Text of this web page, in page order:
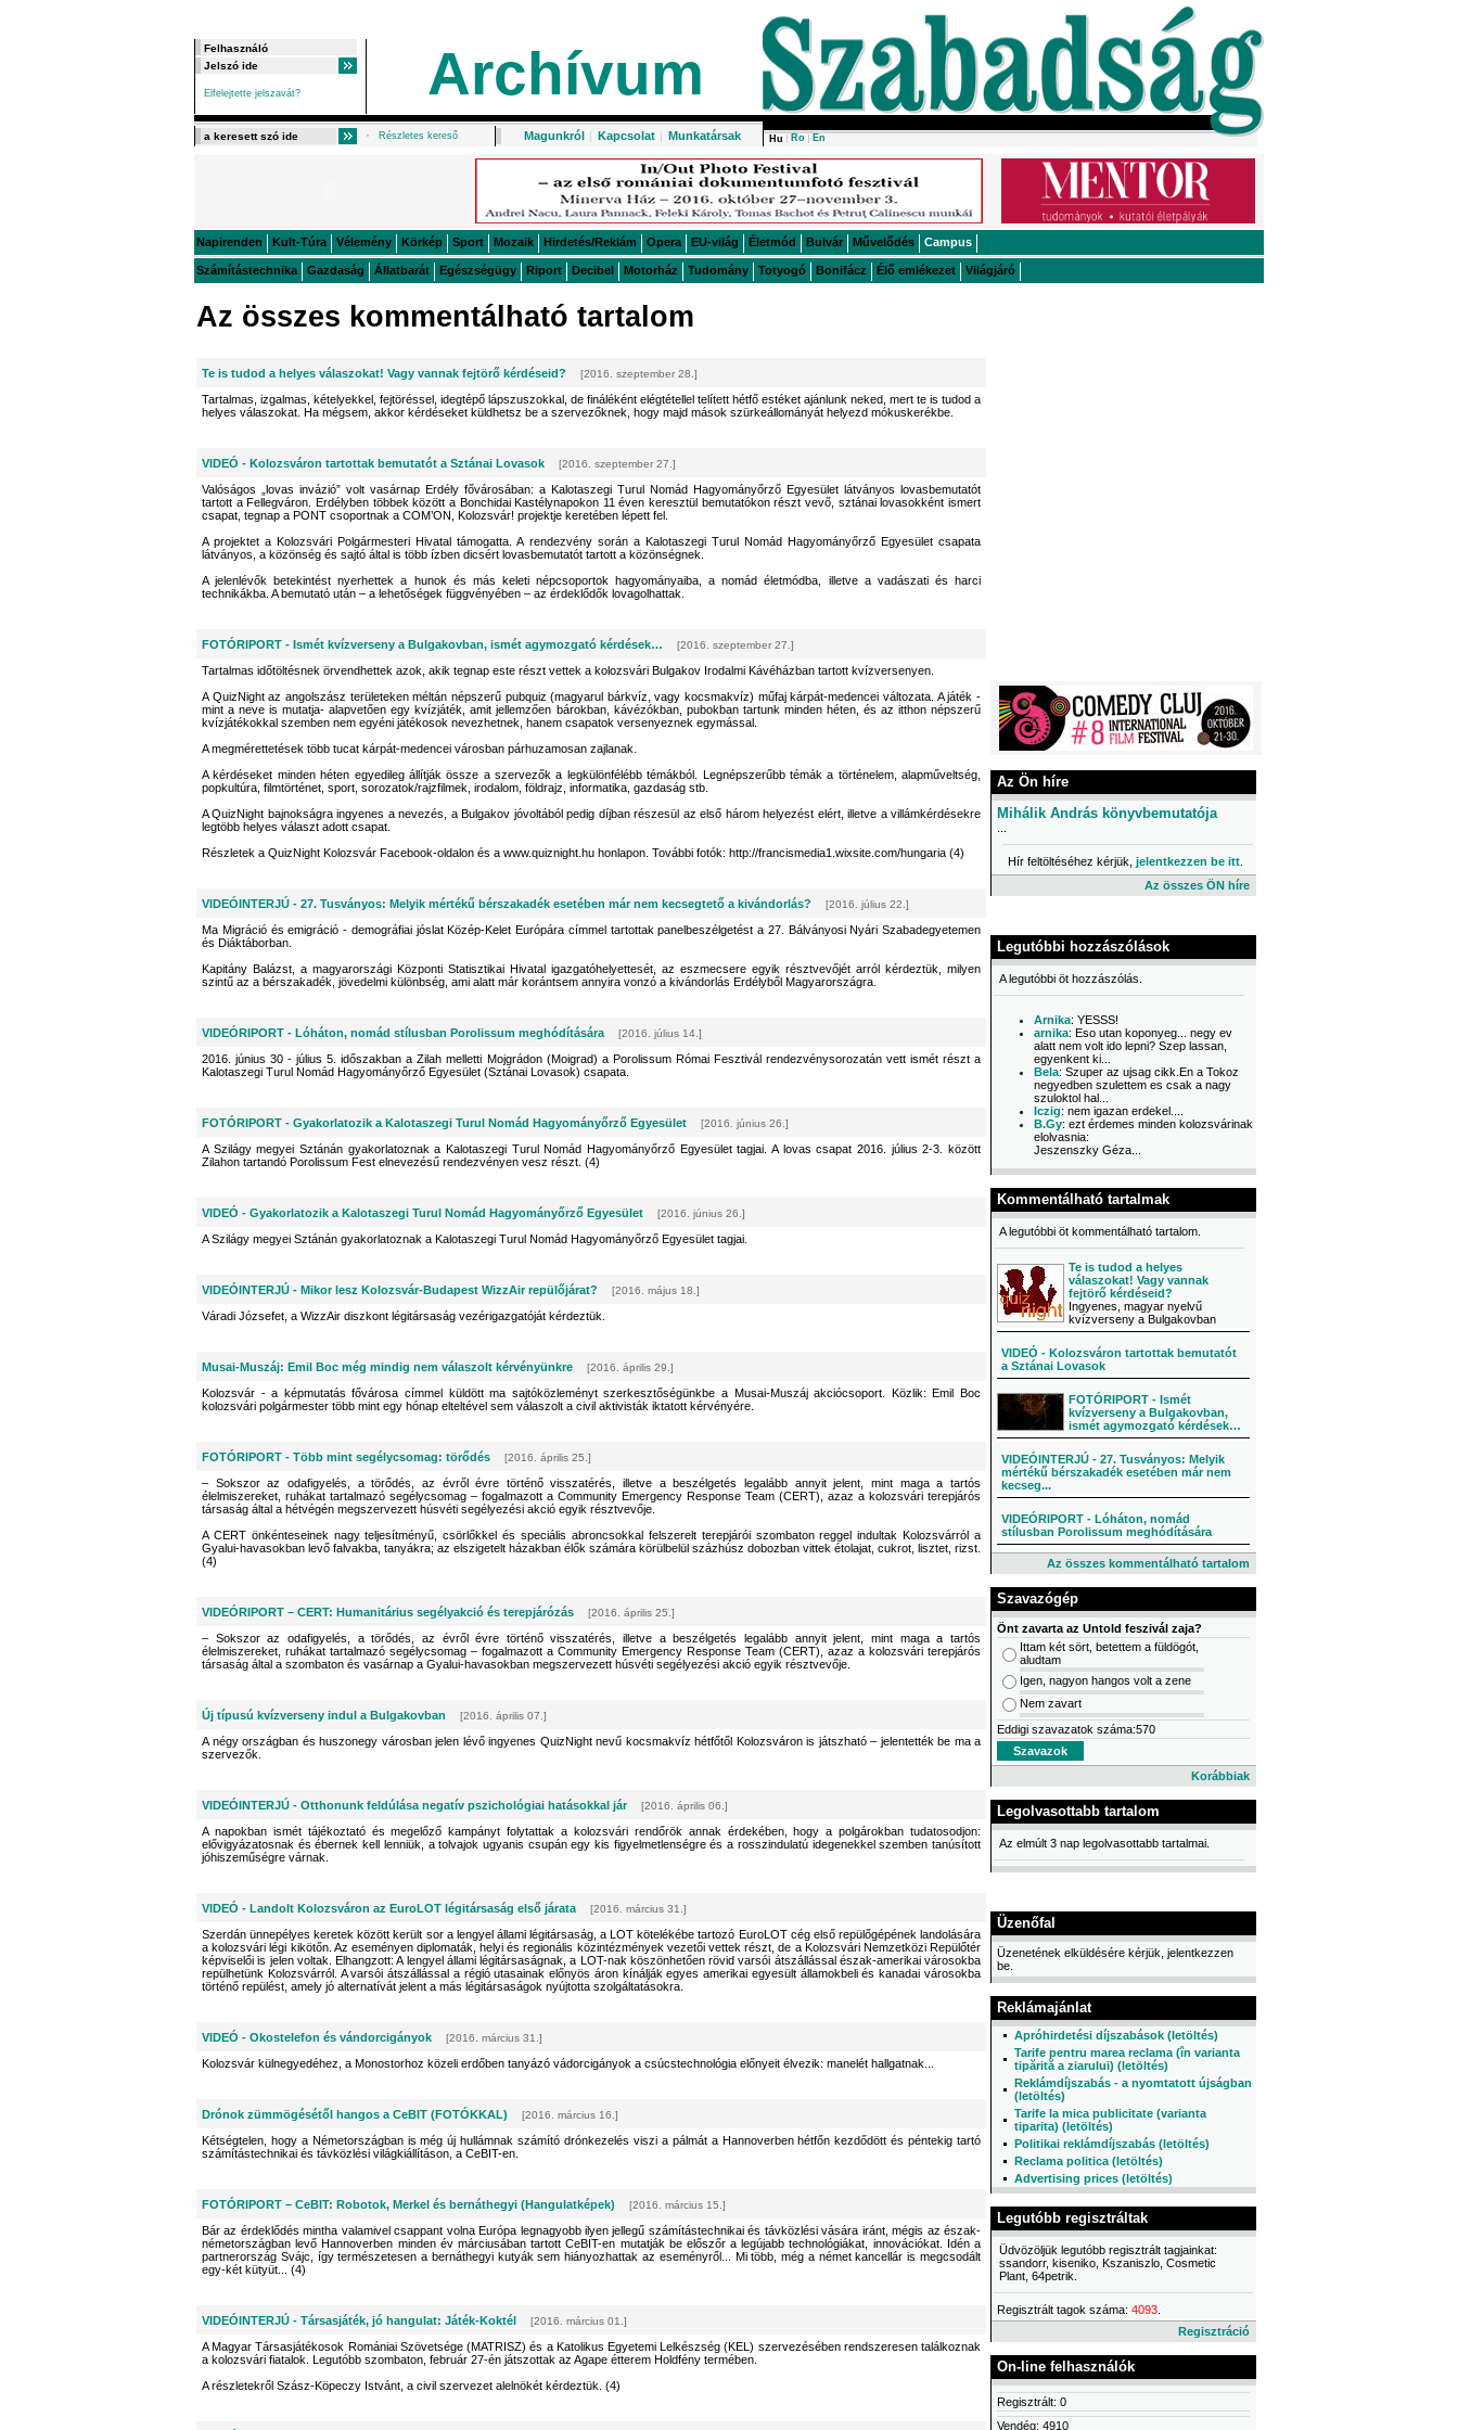
Elfelejtette jelszavát? Archívum
Részletes kereső Magunkról | Kapcsolat | Munkatársak Hu Ro En
Napirenden Kult-Túra Vélemény Körkép Sport Mozaik Hirdetés/Reklám Opera EU-világ Életmód Bulvár Művelődés Campus
Számítástechnika Gazdaság Állatbarát Egészségügy Riport Decibel Motorház Tudomány Totyogó Bonifácz Élő emlékezet Világjáró
Az összes kommentálható tartalom
Te is tudod a helyes válaszokat! Vagy vannak fejtörő kérdéseid? [2016. szeptember 28.]
Tartalmas, izgalmas, kételyekkel, fejtöréssel, idegtépő lápszuszokkal, de fináléként elégtétellel telített hétfő estéket ajánlunk neked, mert te is tudod a
helyes válaszokat. Ha mégsem, akkor kérdéseket küldhetsz be a szervezőknek, hogy majd mások szürkeállományát helyezd mókuskerékbe.
VIDEÓ - Kolozsváron tartottak bemutatót a Sztánai Lovasok [2016. szeptember 27.]
Valóságos „lovas invázió” volt vasárnap Erdély fővárosában: a Kalotaszegi Turul Nomád Hagyományőrző Egyesület látványos lovasbemutatót
tartott a Fellegváron. Erdélyben többek között a Bonchidai Kastélynapokon 11 éven keresztül bemutatókon részt vevő, sztánai lovasokként ismert
csapat, tegnap a PONT csoportnak a COM’ON, Kolozsvár! projektje keretében lépett fel.
A projektet a Kolozsvári Polgármesteri Hivatal támogatta. A rendezvény során a Kalotaszegi Turul Nomád Hagyományőrző Egyesület csapata
látványos, a közönség és sajtó által is több ízben dicsért lovasbemutatót tartott a közönségnek.
A jelenlévők betekintést nyerhettek a hunok és más keleti népcsoportok hagyományaiba, a nomád életmódba, illetve a vadászati és harci
technikákba. A bemutató után – a lehetőségek függvényében – az érdeklődők lovagolhattak.
FOTÓRIPORT - Ismét kvízverseny a Bulgakovban, ismét agymozgató kérdések… [2016. szeptember 27.]
Tartalmas időtöltésnek örvendhettek azok, akik tegnap este részt vettek a kolozsvári Bulgakov Irodalmi Kávéházban tartott kvízversenyen.
A QuizNight az angolszász területeken méltán népszerű pubquiz (magyarul bárkvíz, vagy kocsmakvíz) műfaj kárpát-medencei változata. A játék -
mint a neve is mutatja- alapvetően egy kvízjáték, amit jellemzően bárokban, kávézókban, pubokban tartunk minden héten, és az itthon népszerű
kvízjátékokkal szemben nem egyéni játékosok nevezhetnek, hanem csapatok versenyeznek egymással.
A megmérettetések több tucat kárpát-medencei városban párhuzamosan zajlanak.
A kérdéseket minden héten egyedileg állítják össze a szervezők a legkülönfélébb témákból. Legnépszerűbb témák a történelem, alapműveltség,
popkultúra, filmtörténet, sport, sorozatok/rajzfilmek, irodalom, földrajz, informatika, gazdaság stb.
A QuizNight bajnokságra ingyenes a nevezés, a Bulgakov jóvoltából pedig díjban részesül az első három helyezést elért, illetve a villámkérdésekre
legtöbb helyes választ adott csapat.
Részletek a QuizNight Kolozsvár Facebook-oldalon és a www.quiznight.hu honlapon. További fotók: http://francismedia1.wixsite.com/hungaria (4)
VIDEÓINTERJÚ - 27. Tusványos: Melyik mértékű bérszakadék esetében már nem kecsegtető a kivándorlás? [2016. július 22.]
Ma Migráció és emigráció - demográfiai jóslat Közép-Kelet Európára címmel tartottak panelbeszélgetést a 27. Bálványosi Nyári Szabadegyetemen
és Diáktáborban.
Kapitány Balázst, a magyarországi Központi Statisztikai Hivatal igazgatóhelyettesét, az eszmecsere egyik résztvevőjét arról kérdeztük, milyen
szintű az a bérszakadék, jövedelmi különbség, ami alatt már korántsem annyira vonzó a kivándorlás Erdélyből Magyarországra.
VIDEÓRIPORT - Lóháton, nomád stílusban Porolissum meghódítására [2016. július 14.]
2016. június 30 - július 5. időszakban a Zilah melletti Mojgrádon (Moigrad) a Porolissum Római Fesztivál rendezvénysorozatán vett ismét részt a
Kalotaszegi Turul Nomád Hagyományőrző Egyesület (Sztánai Lovasok) csapata.
FOTÓRIPORT - Gyakorlatozik a Kalotaszegi Turul Nomád Hagyományőrző Egyesület [2016. június 26.]
A Szilágy megyei Sztánán gyakorlatoznak a Kalotaszegi Turul Nomád Hagyományőrző Egyesület tagjai. A lovas csapat 2016. július 2-3. között
Zilahon tartandó Porolissum Fest elnevezésű rendezvényen vesz részt. (4)
VIDEÓ - Gyakorlatozik a Kalotaszegi Turul Nomád Hagyományőrző Egyesület [2016. június 26.]
A Szilágy megyei Sztánán gyakorlatoznak a Kalotaszegi Turul Nomád Hagyományőrző Egyesület tagjai.
VIDEÓINTERJÚ - Mikor lesz Kolozsvár-Budapest WizzAir repülőjárat? [2016. május 18.]
Váradi Józsefet, a WizzAir diszkont légitársaság vezérigazgatóját kérdeztük.
Musai-Muszáj: Emil Boc még mindig nem válaszolt kérvényünkre [2016. április 29.]
Kolozsvár - a képmutatás fővárosa címmel küldött ma sajtóközleményt szerkesztőségünkbe a Musai-Muszáj akciócsoport. Közlik: Emil Boc
kolozsvári polgármester több mint egy hónap elteltével sem válaszolt a civil aktivisták iktatott kérvényére.
FOTÓRIPORT - Több mint segélycsomag: törődés [2016. április 25.]
– Sokszor az odafigyelés, a törődés, az évről évre történő visszatérés, illetve a beszélgetés legalább annyit jelent, mint maga a tartós
élelmiszereket, ruhákat tartalmazó segélycsomag – fogalmazott a Community Emergency Response Team (CERT), azaz a kolozsvári terepjárós
társaság által a hétvégén megszervezett húsvéti segélyezési akció egyik résztvevője.
A CERT önkénteseinek nagy teljesítményű, csörlőkkel és speciális abroncsokkal felszerelt terepjárói szombaton reggel indultak Kolozsvárról a
Gyalui-havasokban levő falvakba, tanyákra; az elszigetelt házakban élők számára körülbelül százhúsz dobozban vittek étolajat, cukrot, lisztet, rizst.
(4)
VIDEÓRIPORT – CERT: Humanitárius segélyakció és terepjárózás [2016. április 25.]
– Sokszor az odafigyelés, a törődés, az évről évre történő visszatérés, illetve a beszélgetés legalább annyit jelent, mint maga a tartós
élelmiszereket, ruhákat tartalmazó segélycsomag – fogalmazott a Community Emergency Response Team (CERT), azaz a kolozsvári terepjárós
társaság által a szombaton és vasárnap a Gyalui-havasokban megszervezett húsvéti segélyezési akció egyik résztvevője.
Új típusú kvízverseny indul a Bulgakovban [2016. április 07.]
A négy országban és huszonegy városban jelen lévő ingyenes QuizNight nevű kocsmakvíz hétfőtől Kolozsváron is játszható – jelentették be ma a
szervezők.
VIDEÓINTERJÚ - Otthonunk feldúlása negatív pszichológiai hatásokkal jár [2016. április 06.]
A napokban ismét tájékoztató és megelőző kampányt folytattak a kolozsvári rendőrök annak érdekében, hogy a polgárokban tudatosodjon:
elővigyázatosnak és ébernek kell lenniük, a tolvajok ugyanis csupán egy kis figyelmetlenségre és a rosszindulatú idegenekkel szemben tanúsított
jóhiszeműségre várnak.
VIDEÓ - Landolt Kolozsváron az EuroLOT légitársaság első járata [2016. március 31.]
Szerdán ünnepélyes keretek között került sor a lengyel állami légitársaság, a LOT kötelékébe tartozó EuroLOT cég első repülőgépének landolására
a kolozsvári légi kikötőn. Az eseményen diplomaták, helyi és regionális közintézmények vezetői vettek részt, de a Kolozsvári Nemzetközi Repülőtér
képviselői is jelen voltak. Elhangzott: A lengyel állami légitársaságnak, a LOT-nak köszönhetően rövid varsói átszállással észak-amerikai városokba
repülhetünk Kolozsvárról. A varsói átszállással a régió utasainak előnyös áron kínálják egyes amerikai egyesült államokbeli és kanadai városokba
történő repülést, amely jó alternatívát jelent a más légitársaságok nyújtotta szolgáltatásokra.
VIDEÓ - Okostelefon és vándorcigányok [2016. március 31.]
Kolozsvár külnegyedéhez, a Monostorhoz közeli erdőben tanyázó vádorcigányok a csúcstechnológia előnyeit élvezik: manelét hallgatnak...
Drónok zümmögésétől hangos a CeBIT (FOTÓKKAL) [2016. március 16.]
Kétségtelen, hogy a Németországban is még új hullámnak számító drónkezelés viszi a pálmát a Hannoverben hétfőn kezdődött és péntekig tartó
számítástechnikai és távközlési világkiállításon, a CeBIT-en.
FOTÓRIPORT – CeBIT: Robotok, Merkel és bernáthegyi (Hangulatképek) [2016. március 15.]
Bár az érdeklődés mintha valamivel csappant volna Európa legnagyobb ilyen jellegű számítástechnikai és távközlési vására iránt, mégis az észak-
németországban levő Hannoverben minden év márciusában tartott CeBIT-en mutatják be előszőr a legújabb technológiákat, innovációkat. Idén a
partnerország Svájc, így természetesen a bernáthegyi kutyák sem hiányozhattak az eseményről... Mi több, még a német kancellár is megcsodált
egy-két kütyüt... (4)
VIDEÓINTERJÚ - Társasjáték, jó hangulat: Játék-Koktél [2016. március 01.]
A Magyar Társasjátékosok Romániai Szövetsége (MATRISZ) és a Katolikus Egyetemi Lelkészség (KEL) szervezésében rendszeresen találkoznak
a kolozsvári fiatalok. Legutóbb szombaton, február 27-én játszottak az Agape étterem Holdfény termében.
A részletekről Szász-Köpeczy Istvánt, a civil szervezet alelnökét kérdeztük. (4)
Az Ön híre
Mihálik András könyvbemutatója
Hír feltöltéséhez kérjük, jelentkezzen be itt
Az összes ÖN híre
Legutóbbi hozzászólások
A legutóbbi öt hozzászólás.
Arnika: YESSS!
arnika: Eso utan koponyeg... negy ev
alatt nem volt ido lepni? Szep lassan,
egyenkent ki...
Bela: Szuper az ujsag cikk.En a Tokoz
negyedben szulettem es csak a nagy
szuloktol hal...
Iczig: nem igazan erdekel....
B.Gy: ezt érdemes minden kolozsvárinak
elolvasnia:
Jeszenszky Géza...
Kommentálható tartalmak
A legutóbbi öt kommentálható tartalom.
Te is tudod a helyes
válaszokat! Vagy vannak
fejtörő kérdéseid?
Ingyenes, magyar nyelvű
kvízverseny a Bulgakovban
VIDEÓ - Kolozsváron tartottak bemutatót
a Sztánai Lovasok
FOTÓRIPORT - Ismét
kvízverseny a Bulgakovban,
ismét agymozgató kérdések…
VIDEÓINTERJÚ - 27. Tusványos: Melyik
mértékű bérszakadék esetében már nem
kecseg...
VIDEÓRIPORT - Lóháton, nomád
stílusban Porolissum meghódítására
Az összes kommentálható tartalom
Szavazógép
Önt zavarta az Untold feszivál zaja?
Ittam két sört, betettem a füldögót,
aludtam
Igen, nagyon hangos volt a zene
Nem zavart
Eddigi szavazatok száma:570
Korábbiak
Legolvasottabb tartalom
Az elmúlt 3 nap legolvasottabb tartalmai.
Üzenőfal
Üzenetének elküldésére kérjük, jelentkezzen
be.
Reklámajánlat
Apróhirdetési díjszabások (letöltés)
Tarife pentru marea reclama (în varianta
tipărită a ziarului) (letöltés)
Reklámdíjszabás - a nyomtatott újságban
(letöltés)
Tarife la mica publicitate (varianta
tiparita) (letöltés)
Politikai reklámdíjszabás (letöltés)
Reclama politica (letöltés)
Advertising prices (letöltés)
Legutóbb regisztráltak
Üdvözöljük legutóbb regisztrált tagjainkat:
ssandorr, kiseniko, Kszaniszlo, Cosmetic
Plant, 64petrik.
Regisztrált tagok száma: 4093
Regisztráció
On-line felhasználók
Regisztrált: 0
Vendég: 4910